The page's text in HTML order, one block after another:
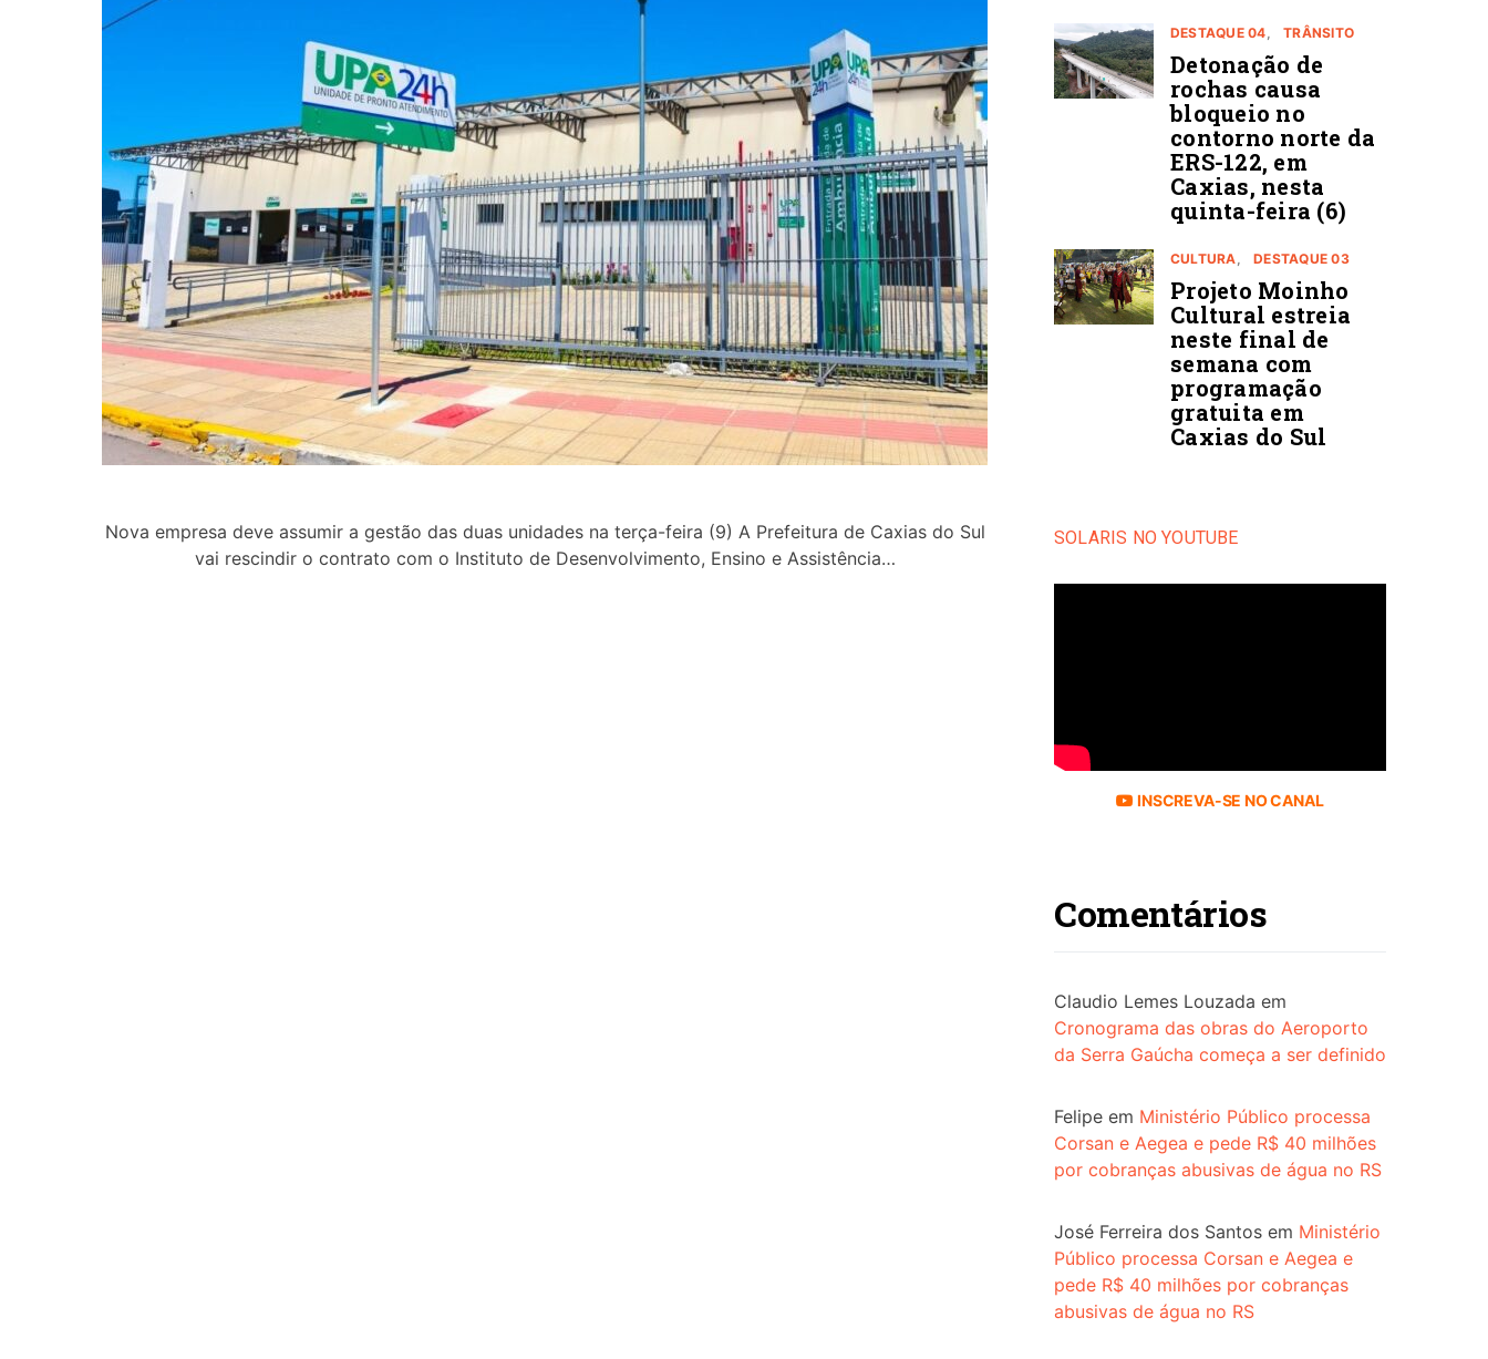
Nova empresa deve assumir a gestão das duas unidades na terça-feira (9) A Prefeitura de Caxias do Sul
vai rescindir o contrato com o Instituto de Desenvolvimento, Ensino e Assistência…
DESTAQUE 04 TRÂNSITO
Detonação de
rochas causa
bloqueio no
contorno norte da
ERS-122, em
Caxias, nesta
quinta-feira (6)
CULTURA DESTAQUE 03
Projeto Moinho
Cultural estreia
neste final de
semana com
programação
gratuita em
Caxias do Sul
SOLARIS NO YOUTUBE
INSCREVA-SE NO CANAL
Comentários
Claudio Lemes Louzada em
Cronograma das obras do Aeroporto
da Serra Gaúcha começa a ser definido
Felipe em Ministério Público processa
Corsan e Aegea e pede R$ 40 milhões
por cobranças abusivas de água no RS
José Ferreira dos Santos em Ministério
Público processa Corsan e Aegea e
pede R$ 40 milhões por cobranças
abusivas de água no RS